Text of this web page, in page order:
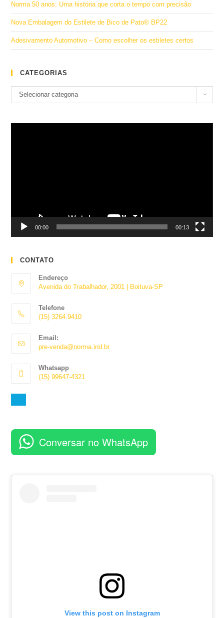
Norma 50 anos: Uma história que corta o tempo com precisão
Nova Embalagem do Estilete de Bico de Pato® BP22
Adesivamento Automotivo – Como escolher os estiletes certos
CATEGORIAS
Categorias
Selecionar categoria
00:00 00:13
CONTATO
Endereço
Avenida do Trabalhador, 2001 | Boituva-SP
Telefone
(15) 3264.9410
em
seu
Email:
pre-venda@norma.ind.brAbre
Whatsapp
(15) 99647-4321
aplicativo
Conversar no WhatsApp
View this post on Instagram